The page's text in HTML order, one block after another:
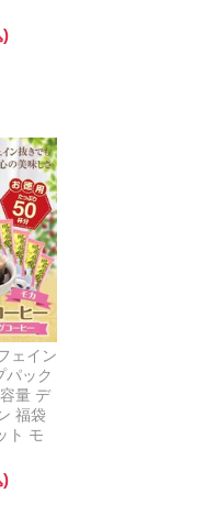
)
ェイン
パック
量 デ
福袋
ト モ
)